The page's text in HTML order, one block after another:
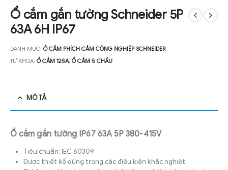
Ổ cắm gắn tường Schneider 5P
63A 6H IP67
DANH MỤC: Ổ CẮM PHÍCH CẮM CÔNG NGHIỆP SCHNEIDER
TỪ KHÓA: Ổ CẮM 125A, Ổ CẮM 5 CHẤU
MÔ TẢ
Ổ cắm gắn tường IP67 63A 5P 380-415V
Tiêu chuẩn: IEC 60309
Được thiết kế dùng trong các điều kiện khắc nghiệt.